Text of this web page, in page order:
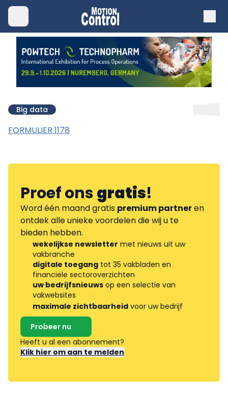
Big data
FORMULIER 1178
Proef onsgratis!
Word één maand gratis premium partneren
ontdek alle unieke voordelen die wij u te
bieden hebben.
wekelijkse newsletter met nieuws uit uw
vakbranche
digitale toegang tot 35 vakbladen en
financiële sectoroverzichten
uw bedrijfsnieuws op een selectie van
vakwebsites
maximale zichtbaarheid voor uw bedrijf
Probeer nu
Heeft u al een abonnement?
Klik hier om aan te melden